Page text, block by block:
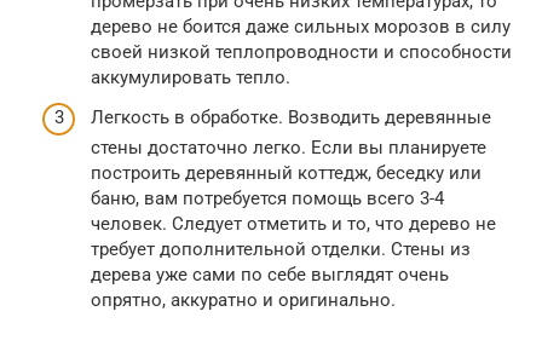
дерево не боится даже сильных морозов в силу
своей низкой теплопроводности и способности
аккумулировать тепло.
Легкость в обработке. Возводить деревянные
стены достаточно легко. Если вы планируете
построить деревянный коттедж, беседку или
баню, вам потребуется помощь всего 3-4
человек. Следует отметить и то, что дерево не
требует дополнительной отделки. Стены из
дерева уже сами по себе выглядят очень
опрятно, аккуратно и оригинально.